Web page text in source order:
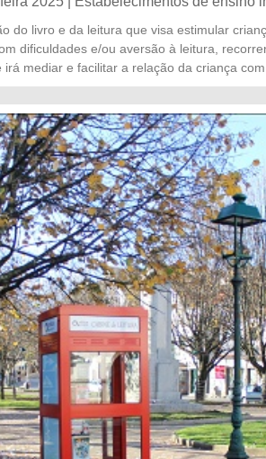
do livro e da leitura que visa estimular
dificuldades e/ou aversão à leitura,
irá mediar e facilitar a relação da criança